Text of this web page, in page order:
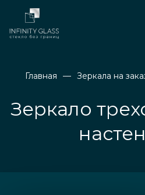
Главная Зеркала на
Зеркало